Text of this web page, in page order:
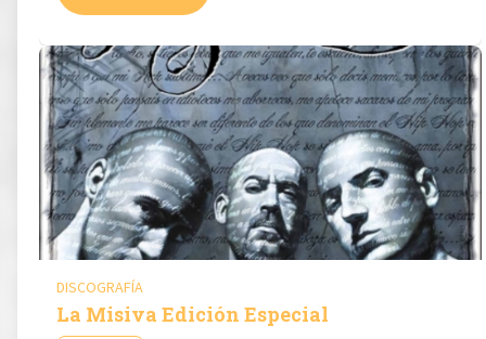
DISCOGRAFÍA
La Misiva Edición Especial